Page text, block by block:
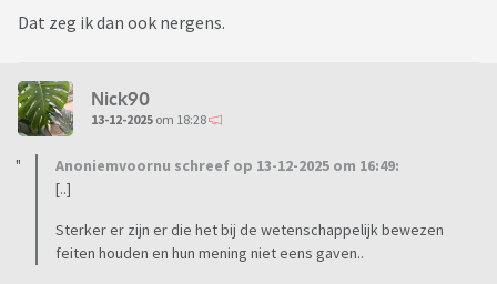
Dat zeg ik dan ook nergens.
Nick90
13-12-2025 om 18:28
Anoniemvoornu schreef op 13-12-2025 om 16:49:
[..]
Sterker er zijn er die het bij de wetenschappelijk bewezen
feiten houden en hun mening niet eens gaven..